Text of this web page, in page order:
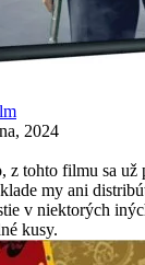
2024
z tohto filmu sa už
my ani
v niektorých
kusy.